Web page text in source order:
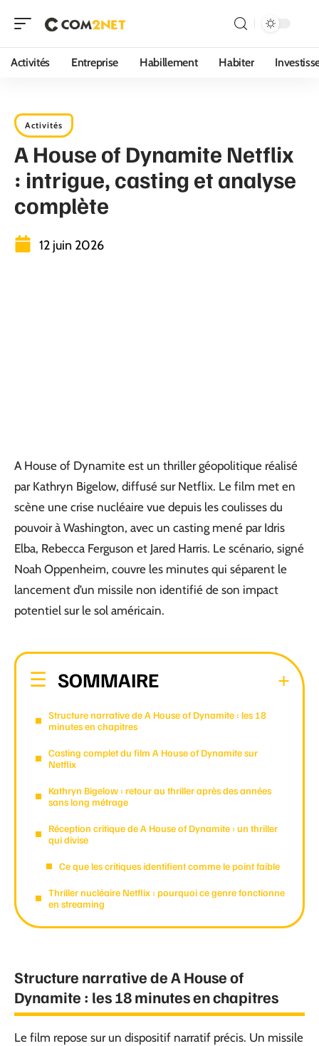
Activités Entreprise Habillement Habiter
Activités
A House of Dynamite Netflix
: intrigue, casting et analyse
complète
12 juin 2026
A House of Dynamite est un thriller géopolitique réalisé
par Kathryn Bigelow, diffusé sur Netflix. Le film met en
scène une crise nucléaire vue depuis les coulisses du
pouvoir à Washington, avec un casting mené par Idris
Elba, Rebecca Ferguson et Jared Harris. Le scénario, signé
Noah Oppenheim, couvre les minutes qui séparent le
lancement d’un missile non identifié de son impact
potentiel sur le sol américain.
SOMMAIRE
Structure narrative de A House of Dynamite : les 18
minutes en chapitres
Casting complet du film A House of Dynamite sur
Netflix
Kathryn Bigelow : retour au thriller après des années
sans long métrage
Réception critique de A House of Dynamite : un thriller
qui divise
Ce que les critiques identifient comme le point faible
Thriller nucléaire Netflix : pourquoi ce genre fonctionne
en streaming
Structure narrative de A House of
Dynamite : les 18 minutes en chapitres
Le film repose sur un dispositif narratif précis. Un missile